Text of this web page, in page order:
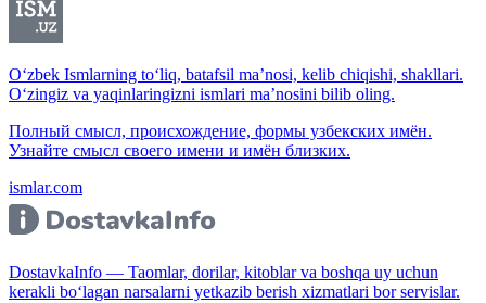
O‘zbek Ismlarning to‘liq, batafsil ma’nosi, kelib chiqishi, shakllari.
O‘zingiz va yaqinlaringizni ismlari ma’nosini bilib oling.
Полный смысл, происхождение, формы узбекских имён.
Узнайте смысл своего имени и имён близких.
ismlar.com
DostavkaInfo — Taomlar, dorilar, kitoblar va boshqa uy uchun
kerakli bo‘lagan narsalarni yetkazib berish xizmatlari bor servislar.